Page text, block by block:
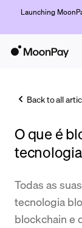
Launching
Trade
Company
Crypto Prices
Back to all
O que é
Todas as
tecnologia
blockchain e